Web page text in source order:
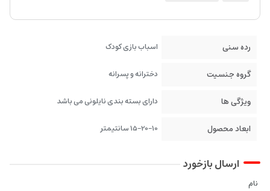
رده سنی اسباب بازی کودک
گروه جنسیت دخترانه و پسرانه
ویژگی ها دارای بسته بندی نایلونی می باشد
ابعاد محصول 15-20-10 سانتیمتر
ارسال بازخورد
نام